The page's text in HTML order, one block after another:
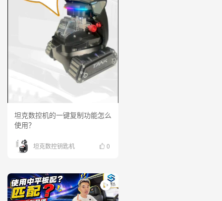
坦克数控机的一键复制功能怎么
使用？
坦克数控钥匙机 0